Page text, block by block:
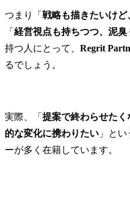
つまり「 戦略も描きたいけ
「 経営視点も持ちつつ、泥臭
持つ人にとって、 Regrit
るでしょう。
実際、「 提案で終わらせたく
的な変化に携わりたい 」と
ーが多く在籍しています。